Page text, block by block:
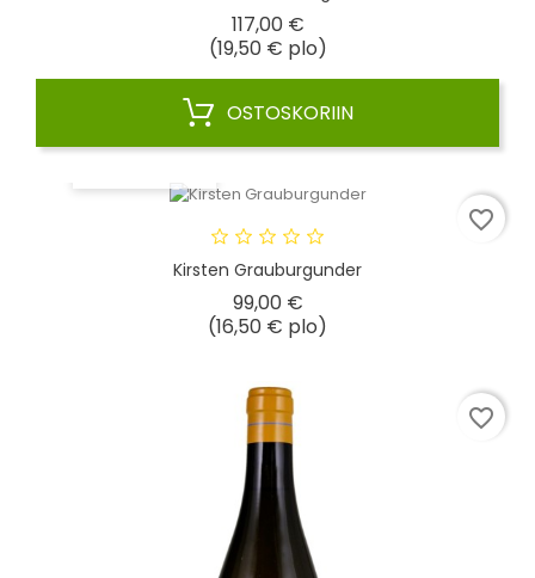
117,00 €Hinta
(19,50 € plo)
OSTOSKORIIN
Kirsten Grauburgunder
99,00 €Hinta
(16,50 € plo)
favorite_border
favorite_border